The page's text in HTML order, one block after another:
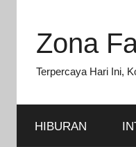
content
Zona
Terpercaya Hari Ini,
HIBURAN